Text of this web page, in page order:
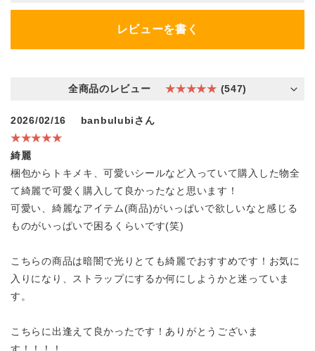
レビューを書く
全商品のレビュー ★★★★★ (547)
2026/02/16
banbulubiさん
★★★★★
綺麗
梱包からトキメキ、可愛いシールなど入っていて購入した物全
て綺麗で可愛く購入して良かったなと思います！
可愛い、綺麗なアイテム(商品)がいっぱいで欲しいなと感じる
ものがいっぱいで困るくらいです(笑)
こちらの商品は暗闇で光りとても綺麗でおすすめです！お気に
入りになり、ストラップにするか何にしようかと迷っていま
す。
こちらに出逢えて良かったです！ありがとうございま